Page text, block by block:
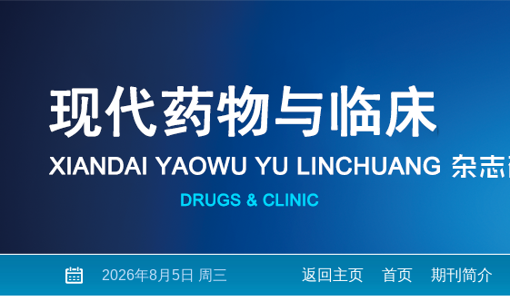
2026年8月5日 周三 返回主页 首页 期刊简介